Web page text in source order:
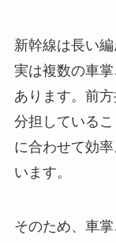
新幹線は長い
実は複数の車
あります。前
分担している
に合わせて効
います。
そのため、車